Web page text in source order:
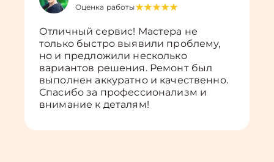
Оценка работы
Отличный сервис! Мастера не
только быстро выявили проблему,
но и предложили несколько
вариантов решения. Ремонт был
выполнен аккуратно и качественно.
Спасибо за профессионализм и
внимание к деталям!